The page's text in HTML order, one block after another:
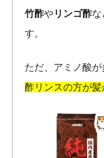
竹酢やリンゴ酢な
す。
ただ、アミノ酸
酢リンスの方が